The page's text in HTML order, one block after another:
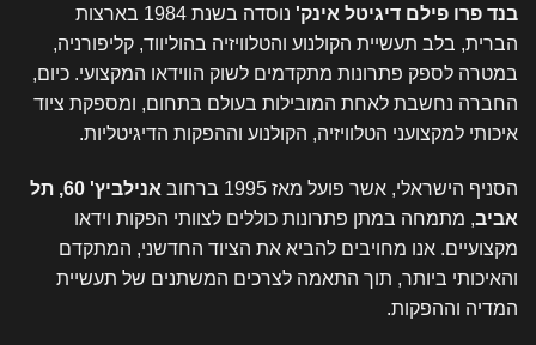
בנד פרו פילם דיגיטל אינק'
נוסדה בשנת 1984 בארצות
הברית, בלב תעשיית הקולנוע והטלוויזיה בהוליווד, קליפורניה,
במטרה לספק פתרונות מתקדמים לשוק הווידאו המקצועי. כיום,
החברה נחשבת לאחת המובילות בעולם בתחום, ומספקת ציוד
איכותי למקצועני הטלוויזיה, הקולנוע וההפקות הדיגיטליות.
הסניף הישראלי, אשר פועל מאז 1995 ברחוב
אנילביץ' 60, תל
אביב, מתמחה במתן פתרונות כוללים לצוותי הפקות וידאו
מקצועיים. אנו מחויבים להביא את הציוד החדשני, המתקדם
והאיכותי ביותר, תוך התאמה לצרכים המשתנים של תעשיית
המדיה וההפקות.